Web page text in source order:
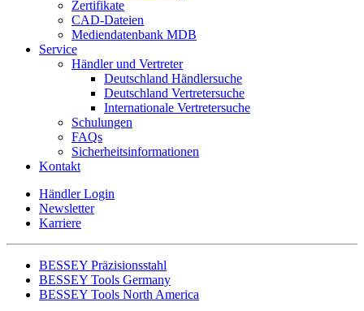
Zertifikate
CAD-Dateien
Mediendatenbank MDB
Service
Händler und Vertreter
Deutschland Händlersuche
Deutschland Vertretersuche
Internationale Vertretersuche
Schulungen
FAQs
Sicherheitsinformationen
Kontakt
Händler Login
Newsletter
Karriere
BESSEY Präzisionsstahl
BESSEY Tools Germany
BESSEY Tools North America